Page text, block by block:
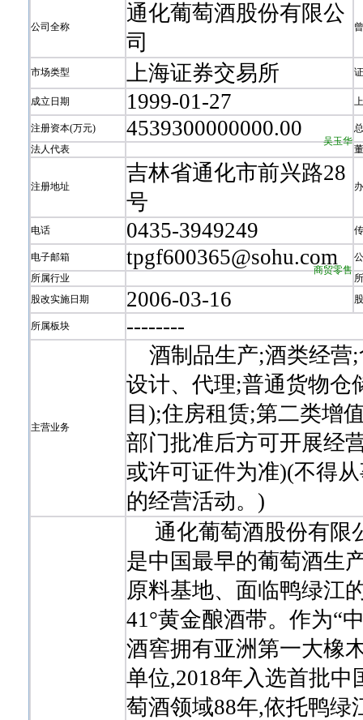
公司全称
通化葡萄酒股份有限公
司
市场类型 上海证券交易所
成立日期 1999-01-27
注册资本(万元) 4539300000000.00
法人代表
吴玉华
注册地址
吉林省通化市前兴路28
号
电话 0435-3949249
电子邮箱 tpgf600365@sohu.com
所属行业
商贸零售
股改实施日期
2006-03-16
所属板块 --------
主营业务
酒制品生产;酒类经营;
设计、代理;普通货物仓
目);住房租赁;第二类增
部门批准后方可开展经
或许可证件为准)(不得
的经营活动。)
通化葡萄酒股份有限
是中国最早的葡萄酒生
原料基地、面临鸭绿
41°黄金酿酒带。作为“
酒窖拥有亚洲第一大橡
单位,2018年入选首批
萄酒领域88年,依托鸭绿